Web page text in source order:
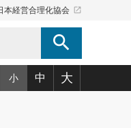
本経営合理化協会 launch
search
小 中 大